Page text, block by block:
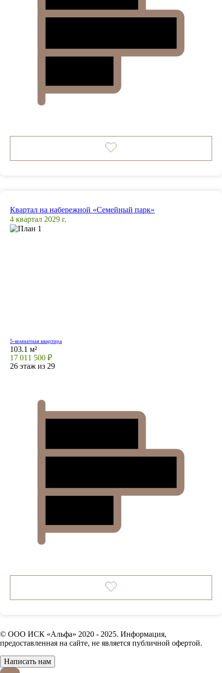
Квартал на набережной «Семейный парк»
4 квартал 2029 г.
5-комнатная квартира
103.1 м²
17 011 500 ₽
26 этаж из 29
© ООО ИСК «Альфа» 2020 - 2025. Информация,
предоставленная на сайте, не является публичной офертой.
Написать нам